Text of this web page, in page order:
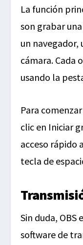
La función
son grabar
un navegador,
cámara. Cada
usando la
Para
clic en Iniciar
acceso rápido
tecla de
Sin duda, OBS
software de